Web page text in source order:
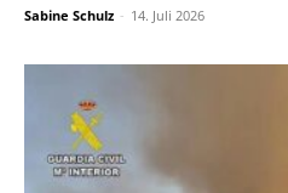
Sabine Schulz - 14. Juli 2026